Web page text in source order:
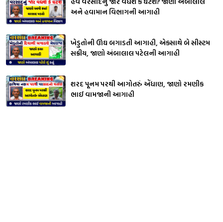
અને હવામાન વિભાગની આગાહી
ખેડુતોની ઊંઘ બગાડતી આગાહી, એકસાથે બે સીસ્ટમ
સક્રીય, જાણો અંબાલાલ પટેલની આગાહી
શરદ પૂનમ પરથી આગોતરું એંધાણ, જાણો રમણીક
ભાઈ વામજાની આગાહી